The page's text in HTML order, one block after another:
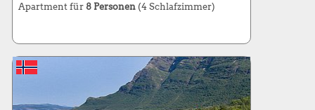
Apartment für 8 Personen(4 Schlafzimmer)